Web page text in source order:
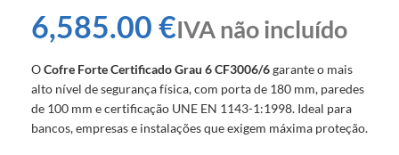
€
OCofre Forte Certificado Grau 6 CF3006/6garante o mais
alto nível de segurança física, com porta de 180 mm, paredes
de 100 mm e certificação UNE EN 1143-1:1998. Ideal para
bancos, empresas e instalações que exigem máxima proteção.